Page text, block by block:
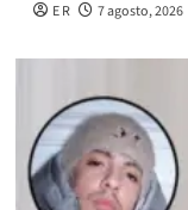
E R 7 agosto, 2026